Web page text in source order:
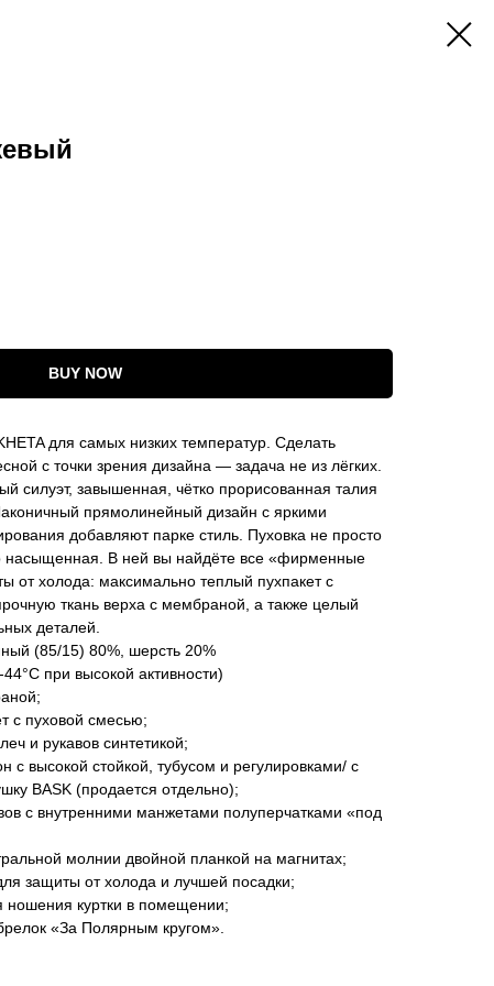
BUY NOW
для самых низких температур. Сделать
с точки зрения дизайна — задача не из лёгких.
силуэт, завышенная, чётко прорисованная талия
прямолинейный дизайн с яркими
добавляют парке стиль. Пуховка не просто
насыщенная. В ней вы найдёте все «фирменные
от холода: максимально теплый пухпакет с
ткань верха с мембраной, а также целый
деталей.
(85/15) 80%, шерсть 20%
при высокой активности)
с пуховой смесью;
и рукавов синтетикой;
с высокой стойкой, тубусом и регулировками/ с
BASK (продается отдельно);
с внутренними манжетами полуперчатками «под
молнии двойной планкой на магнитах;
защиты от холода и лучшей посадки;
куртки в помещении;
«За Полярным кругом».